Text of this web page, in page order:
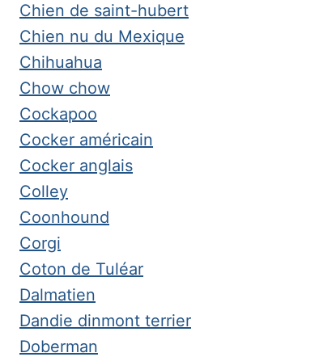
Chien de saint-hubert
Chien nu du Mexique
Chihuahua
Chow chow
Cockapoo
Cocker américain
Cocker anglais
Colley
Coonhound
Corgi
Coton de Tuléar
Dalmatien
Dandie dinmont terrier
Doberman